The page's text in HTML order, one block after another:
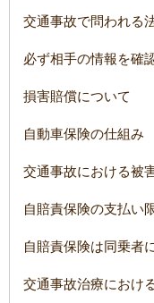
交通事故で問われる
必ず相手の情報を確
損害賠償について
自動車保険の仕組み
交通事故における被
自賠責保険の支払い
自賠責保険は同乗者
交通事故治療におけ